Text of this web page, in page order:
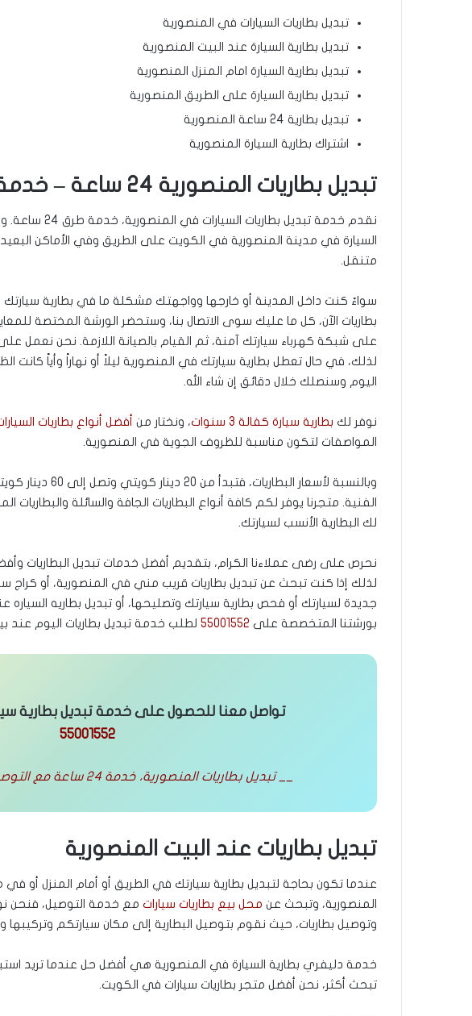
تبديل بطاريات السيارات في المنصورية
تبديل بطارية السيارة عند البيت المنصورية
تبديل بطارية السيارة امام المنزل المنصورية
تبديل بطارية السيارة على الطريق المنصورية
تبديل بطارية 24 ساعة المنصورية
اشتراك بطارية السيارة المنصورية
تبديل بطاريات المنصورية 24 ساعة – خدمة طرق
نقدم خدمة تبديل
السيارة في مدينة المنصورية في الكويت على الطريق وفي الأماكن
متنقل.
سواءً كنت داخل المدينة أو خارجها وواجهتك مشكلة ما في بطارية
بطاريات الآن، كل ما عليك سوى الاتصال بنا، وستحضر الورشة المختصة
على شبكة كهرباء سيارتك آمنة، ثم القيام بالصيانة اللازمة. نحن نعمل
لذلك، في حال تعطل بطارية سيارتك في المنصورية ليلاً أو نهاراً وأياً كانت
اليوم وسنصلك خلال دقائق إن شاء الله.
نوفر لك بطارية سيارة كفالة 3 سنوات ، ونختار من أفضل أنواع بطاريات
المواصفات لتكون مناسبة للظروف الجوية في المنصورية.
وبالنسبة لأسعار
الفنية. متجرنا يوفر لكم كافة أنواع البطاريات الجافة والسائلة والبطاريات
لك البطارية الأنسب لسيارتك.
نحرص على رضى عملاءنا الكرام، بتقديم أفضل خدمات تبديل البطاريات
لذلك إذا كنت تبحث عن تبديل بطاريات قريب مني في المنصورية، أو كراج
جديدة لسيارتك أو فحص بطارية سيارتك وتصليحها، أو تبديل بطاريه السياره
بورشتنا المتخصصة على 55001552 لطلب خدمة تبديل بطاريات اليوم عند
تواصل معنا للحصول على خدمة تبديل بطارية
55001552
__ تبديل بطاريات المنصورية، خدمة 24 ساعة مع التوصيل والتركيب في مكان سيارتك.
تبديل بطاريات عند البيت المنصورية
عندما تكون بحاجة لتبديل بطارية سيارتك في الطريق أو أمام المنزل
المنصورية، وتبحث عن محل بيع بطاريات سيارات مع خدمة التوصيل، فنحن
وتوصيل بطاريات، حيث نقوم بتوصيل البطارية إلى مكان سيارتكم وتركيبها
خدمة دليفري بطارية السيارة في المنصورية هي أفضل حل عندما تريد
تبحث أكثر، نحن أفضل متجر بطاريات سيارات في الكويت.